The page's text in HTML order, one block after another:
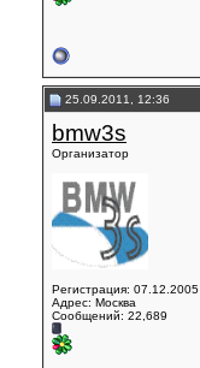
25.09.2011, 12:36
bmw3s
Организатор
Регистрация: 07.12.2005
Адрес: Москва
Сообщений: 22,689